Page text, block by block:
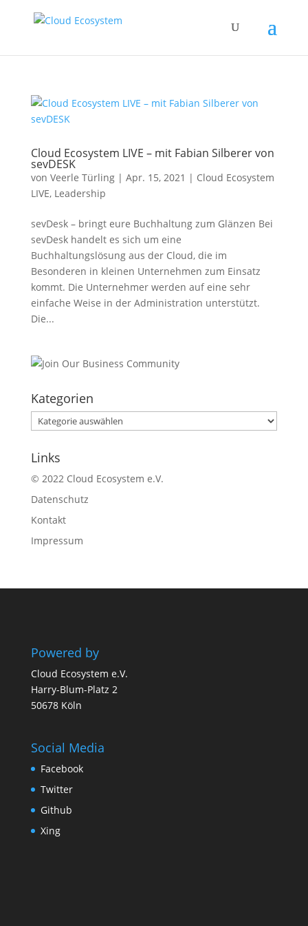
Cloud Ecosystem LIVE – mit Fabian Silberer von
sevDESK
von Veerle Türling| Apr. 15, 2021 | Cloud Ecosystem
LIVE, Leadership
sevDesk – bringt eure Buchhaltung zum Glänzen Bei
sevDesk handelt es sich um eine
Buchhaltungslösung aus der Cloud, die im
Besonderen in kleinen Unternehmen zum Einsatz
kommt. Die Unternehmer werden auf eine sehr
einfache Weise in der Administration unterstützt.
Die...
Kategorien
Kategorien
Links
© 2022 Cloud Ecosystem e.V.
Datenschutz
Kontakt
Impressum
Powered by
Cloud Ecosystem e.V.
Harry-Blum-Platz 2
50678 Köln
Social Media
Facebook
Twitter
Github
Xing